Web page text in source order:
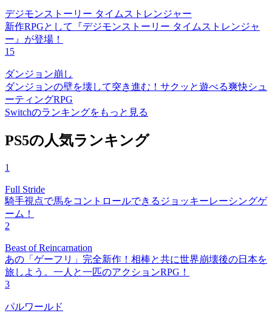
デジモンストーリー タイムストレンジャー
新作RPGとして『デジモンストーリー タイムストレンジャ
ー』が登場！
15
ダンジョン崩し
ダンジョンの壁を壊して突き進む！サクッと遊べる爽快シュ
ーティングRPG
Switchのランキングをもっと見る
PS5の人気ランキング
1
Full Stride
騎手視点で馬をコントロールできるジョッキーレーシングゲ
ーム！
2
Beast of Reincarnation
あの「ゲーフリ」完全新作！相棒と共に世界崩壊後の日本を
旅しよう。一人と一匹のアクションRPG！
3
パルワールド